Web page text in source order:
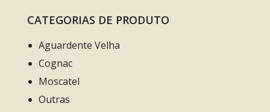
CATEGORIAS DE PRODUTO
Aguardente Velha
Cognac
Moscatel
Outras